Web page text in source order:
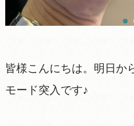
皆様こんにちは。明日か
モード突入です♪